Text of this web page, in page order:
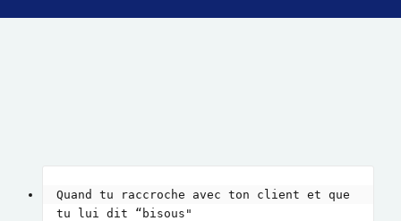
Quand tu raccroche avec ton client et que
tu lui dit “bisous"